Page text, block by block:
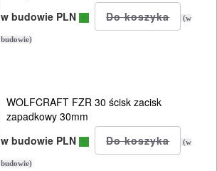
w budowie PLN
(w
budowie)
WOLFCRAFT FZR 30 ścisk zacisk
zapadkowy 30mm
w budowie PLN
(w
budowie)